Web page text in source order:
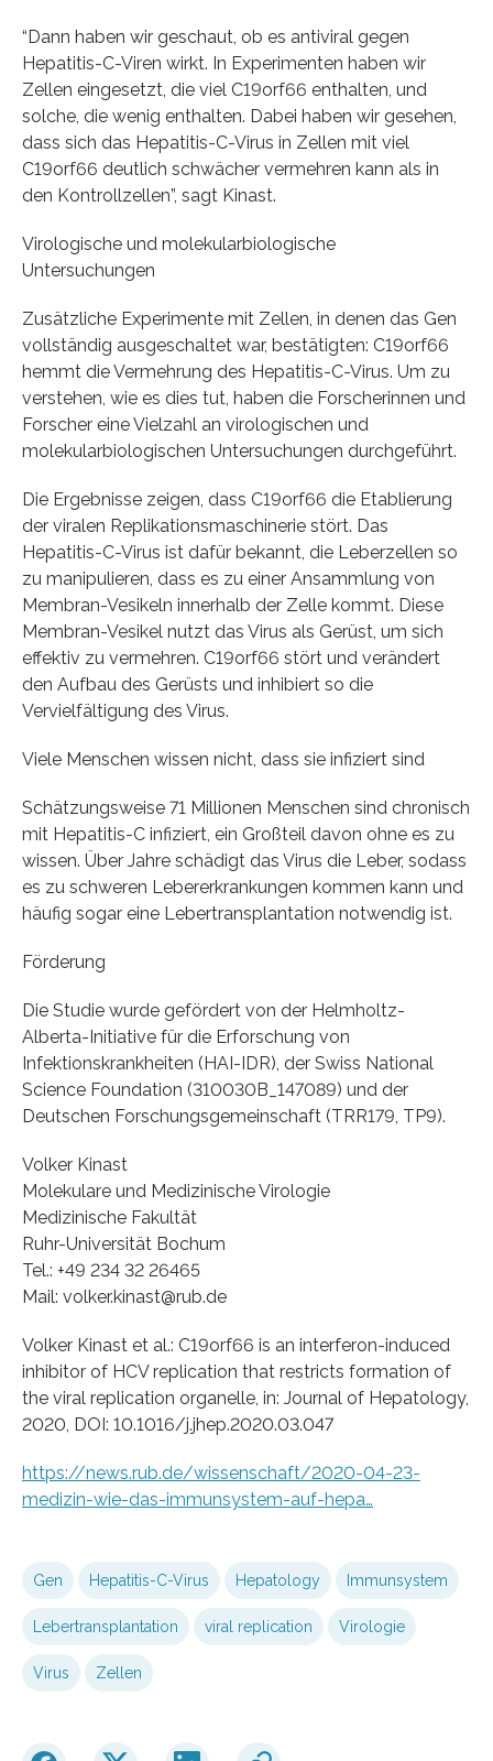
“Dann haben wir geschaut, ob es antiviral gegen
Hepatitis-C-Viren wirkt. In Experimenten haben wir
Zellen eingesetzt, die viel C19orf66 enthalten, und
solche, die wenig enthalten. Dabei haben wir gesehen,
dass sich das Hepatitis-C-Virus in Zellen mit viel
C19orf66 deutlich schwächer vermehren kann als in
den Kontrollzellen”, sagt Kinast.
Virologische und molekularbiologische
Untersuchungen
Zusätzliche Experimente mit Zellen, in denen das Gen
vollständig ausgeschaltet war, bestätigten: C19orf66
hemmt die Vermehrung des Hepatitis-C-Virus. Um zu
verstehen, wie es dies tut, haben die Forscherinnen und
Forscher eine Vielzahl an virologischen und
molekularbiologischen Untersuchungen durchgeführt.
Die Ergebnisse zeigen, dass C19orf66 die Etablierung
der viralen Replikationsmaschinerie stört. Das
Hepatitis-C-Virus ist dafür bekannt, die Leberzellen so
zu manipulieren, dass es zu einer Ansammlung von
Membran-Vesikeln innerhalb der Zelle kommt. Diese
Membran-Vesikel nutzt das Virus als Gerüst, um sich
effektiv zu vermehren. C19orf66 stört und verändert
den Aufbau des Gerüsts und inhibiert so die
Vervielfältigung des Virus.
Viele Menschen wissen nicht, dass sie infiziert sind
Schätzungsweise 71 Millionen Menschen sind chronisch
mit Hepatitis-C infiziert, ein Großteil davon ohne es zu
wissen. Über Jahre schädigt das Virus die Leber, sodass
es zu schweren Lebererkrankungen kommen kann und
häufig sogar eine Lebertransplantation notwendig ist.
Förderung
Die Studie wurde gefördert von der Helmholtz-
Alberta-Initiative für die Erforschung von
Infektionskrankheiten (HAI-IDR), der Swiss National
Science Foundation (310030B_147089) und der
Deutschen Forschungsgemeinschaft (TRR179, TP9).
Volker Kinast
Molekulare und Medizinische Virologie
Medizinische Fakultät
Ruhr-Universität Bochum
Tel.: +49 234 32 26465
Mail: volker.kinast@rub.de
Volker Kinast et al.: C19orf66 is an interferon-induced
inhibitor of HCV replication that restricts formation of
the viral replication organelle, in: Journal of Hepatology,
2020, DOI: 10.1016/j.jhep.2020.03.047
https://news.rub.de/wissenschaft/2020-04-23-
medizin-wie-das-immunsystem-auf-hepa…
Gen Hepatitis-C-Virus Hepatology Immunsystem
Lebertransplantation viral replication Virologie
Virus Zellen